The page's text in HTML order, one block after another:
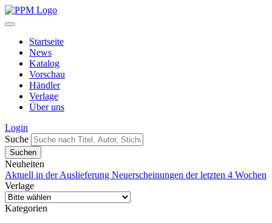
Startseite
News
Katalog
Vorschau
Händler
Verlage
Über uns
Login
Suche
Neuheiten
Aktuell in der Auslieferung Neuerscheinungen der letzten 4 Wochen
Verlage
Kategorien